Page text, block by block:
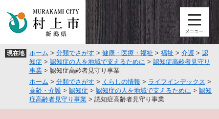
頭
飛
文
現在地 ホーム > 分類でさがす > 健康・医療・福祉 > 福祉 > 介護 > 認
知症 > 認知症の人を地域で支えるために > 認知症高齢者見守り
事業 > 認知症高齢者見守り事業
ホーム > 分類でさがす > くらしの情報 > ライフインデックス >
高齢・介護 > 認知症 > 認知症の人を地域で支えるために > 認知
症高齢者見守り事業 > 認知症高齢者見守り事業